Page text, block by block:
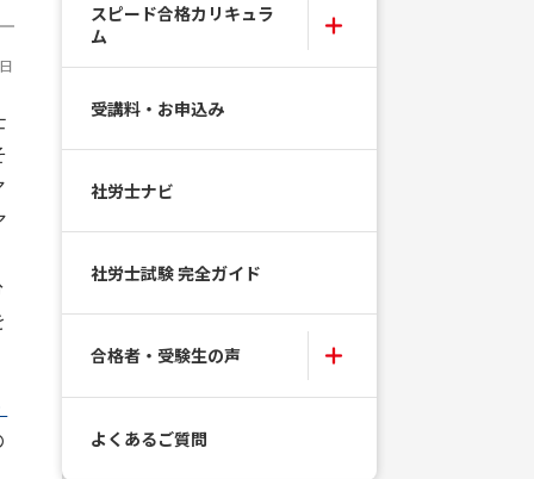
スピード合格カリキュラ
ム
受講料・お申込み
社労士ナビ
社労士試験 完全ガイド
合格者・受験生の声
よくあるご質問